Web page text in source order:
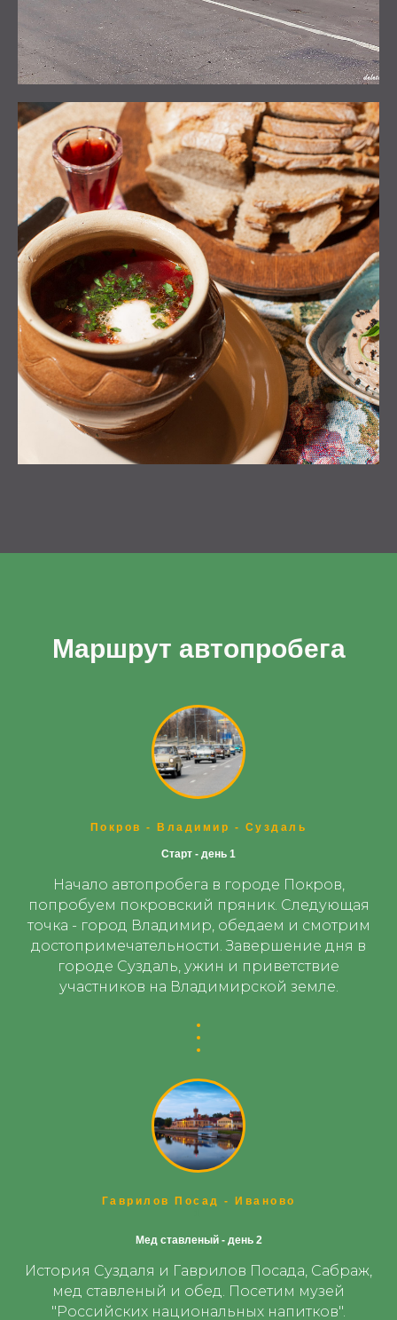
Маршрут автопробега
Покров - Владимир - Суздаль
Старт - день 1
Начало автопробега в городе Покров,
попробуем покровский пряник. Следующая
точка - город Владимир, обедаем и смотрим
достопримечательности. Завершение дня в
городе Суздаль, ужин и приветствие
участников на Владимирской земле.
Гаврилов Посад - Иваново
Мед ставленый - день 2
История Суздаля и Гаврилов Посада, Сабраж,
мед ставленый и обед. Посетим музей
"Российских национальных напитков".